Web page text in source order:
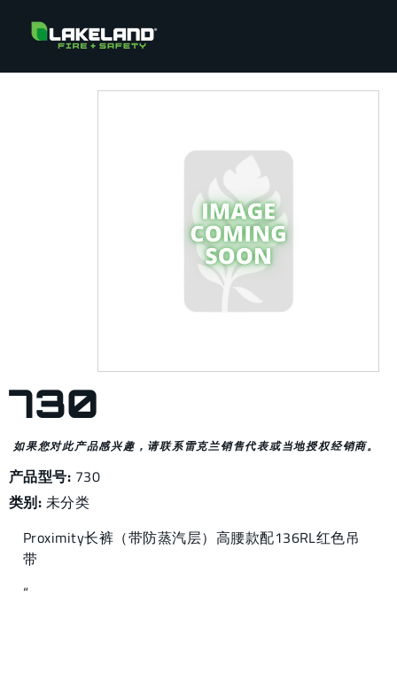
730
如果您对此产品感兴趣，请联系雷克兰销售代表或当地授权经销商。
产品型号: 730
类别: 未分类
Proximity长裤（带防蒸汽层）高腰款配136RL红色吊
带
“